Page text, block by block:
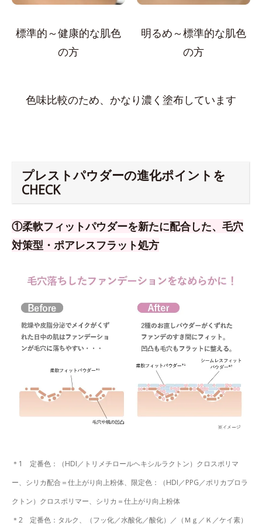
標準的～健康的な肌色
の方
明るめ～標準的な肌色
の方
色味比較のため、かなり濃く塗布しています
プレストパウダーの進化ポイントを
CHECK
①柔軟フィットパウダーを新たに配合した、毛穴
対策型・ポアレスフラット処方
＊1 定番色：（HDI／トリメチロールヘキシルラクトン）クロスポリマ
ー、シリカ配合＝仕上がり向上粉体、限定色：（HDI／PPG／ポリカプロラ
クトン）クロスポリマー、シリカ＝仕上がり向上粉体
＊2 定番色：タルク、（フッ化／水酸化／酸化）／（Ｍｇ／Ｋ／ケイ素）